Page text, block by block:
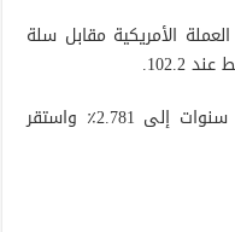
الأمريكية مقابل سلة
وبالمثل، ارتفع عائد السندات لأجل 10 سنوات إلى 2.781٪ واستقر